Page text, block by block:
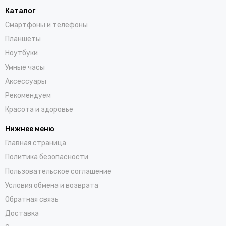
Каталог
Смартфоны и телефоны
Планшеты
Ноутбуки
Умные часы
Аксессуары
Рекомендуем
Красота и здоровье
Нижнее меню
Главная страница
Политика безопасности
Пользовательское соглашение
Условия обмена и возврата
Обратная связь
Доставка